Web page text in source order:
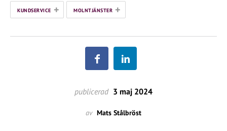
KUNDSERVICE + MOLNTJÄNSTER +
publicerad 3 maj 2024
av Mats Stålbröst